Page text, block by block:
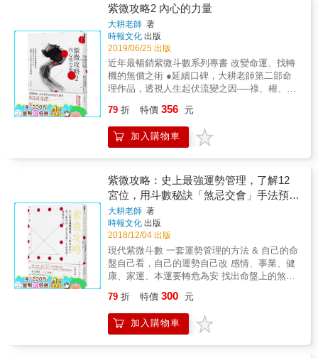
範 ◎5種專業等級技術，飛化、定盤、占卦、
快速斷盤、數字紫微，斷盤神乎其技！ 本書特
色 1.科普搞不懂的命理雜問，落實基本功 收錄
學習者最常出現黑人問號的問題，破解迷思，
導正觀念，讓這本書帶你重回新手村接受訓
練，紮實基本功，日後解盤時腦海裡自然浮現
出綜觀全局的正確脈絡。 2.深耕教學現場的高
宙，必然需要有經驗的專業導遊，大耕老師多
年致力於紫微斗數教學，深知學生在學習上的
盲點，本書將複雜的學理和技巧化繁為簡，開
越深之後，反而放掉基本的原則與原理，迷失
在看似炫麗的技巧上，以至於學得越多，算得
越不準！本書精選重點技巧的關鍵使用方式，
讓你學到真正的眉角。 &
有所根據，而非只是江湖的術士之言。 希望命
理可以幫助我們透視生命的軌跡與意義，讓我
們理解活過一回有何功課和目的，每個人都應
該好好活過一回，也努力的圓過一場夢。 疫後
各國規定都不盡相同且隨時在變，航空公司更
是不合理的規定一堆，但許多的困難到目前來
說大致上都解決了，但願接下來開心愉快一切
順利。 &
紫微攻略2 內心的力量
大耕老師 著
時報文化 出版
2019/06/25 出版
近年最暢銷紫微斗數系列專書 改變命運、找轉
機的無價之術 ●延續口碑，大耕老師第二部命
理作品，透視人生起伏流變之因──祿、權、
俗套、不流於宿命論的命運轉機之書 ●隨書附
贈《命理師真心話》一冊，大耕老師有話直
說！ 從命盤看到未來待人處事的方向 命理的存
各方面的執著、不安、脆弱、空虛源於何處，
然後找到解決之道。本書將說明，當我們受到
四化連動影響，遇到逆境時，如何透過紫微斗
數，知道自己真正擁有的能力，做出適當的選
擇與進化。 掌握影響人生起落和走向的四化應
存在正反面的意義，因此應用起來深且廣，請
詳閱書中教學與分析） 【化祿】是「投入心
力、期待」和「本來不屬於我，而後增加出
來」的概念。當出現在六親宮位，代表會對那
表會自己能展現出這個宮位的價值。 【化權】
是「加重、掌控」的概念。六親宮位出現化
權，表示很重視該宮位所代表的人，也希望能
79 折 特價 356 元
加入購物車
紫微攻略：史上最強運勢管理，了解12
宮位，用斗數秘訣「煞忌交會」手法預
測、避險有一套！
大耕老師 著
時報文化 出版
2018/12/04 出版
現代紫微斗數 一套運勢管理的方法 & 自己的命
盤自己看，自己的運勢自己改 感情、事業、健
康、家運、本運要轉危為安 找出命盤上的煞忌
斗數，人生的地圖 紫微斗數是每個人獨一無二
的人生地圖，能顯示何時風和日麗、何處風起
雲湧，更能在你備感迷惘無助之際，透露出一
79 折 特價 300 元
加入購物車